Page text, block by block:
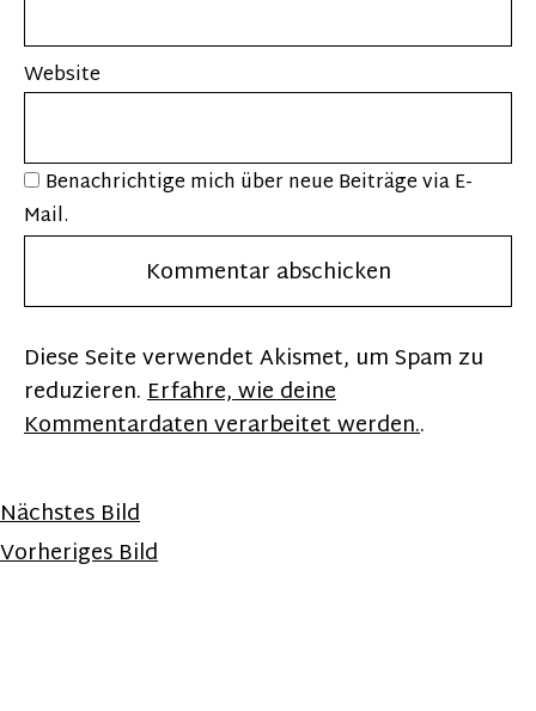
Website
Benachrichtige mich über neue Beiträge via E-
Mail.
Diese Seite verwendet Akismet, um Spam zu
reduzieren.Erfahre, wie deine
Kommentardaten verarbeitet werden..
Nächstes Bild
Vorheriges Bild